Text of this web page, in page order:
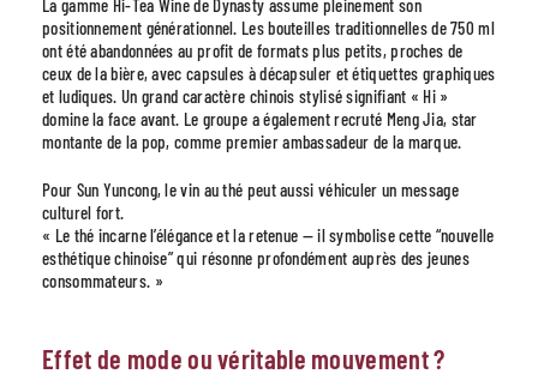
La gamme Hi-Tea Wine de Dynasty assume pleinement son
positionnement générationnel. Les bouteilles traditionnelles de 750 ml
ont été abandonnées au profit de formats plus petits, proches de
ceux de la bière, avec capsules à décapsuler et étiquettes graphiques
et ludiques. Un grand caractère chinois stylisé signifiant « Hi »
domine la face avant. Le groupe a également recruté Meng Jia, star
montante de la pop, comme premier ambassadeur de la marque.
Pour Sun Yuncong, le vin au thé peut aussi véhiculer un message
culturel fort.
« Le thé incarne l’élégance et la retenue — il symbolise cette “nouvelle
esthétique chinoise” qui résonne profondément auprès des jeunes
consommateurs. »
Effet de mode ou véritable mouvement ?